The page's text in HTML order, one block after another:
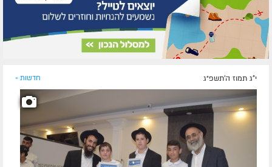
י"ג תמוז ה׳תשפ״ג חדשות »